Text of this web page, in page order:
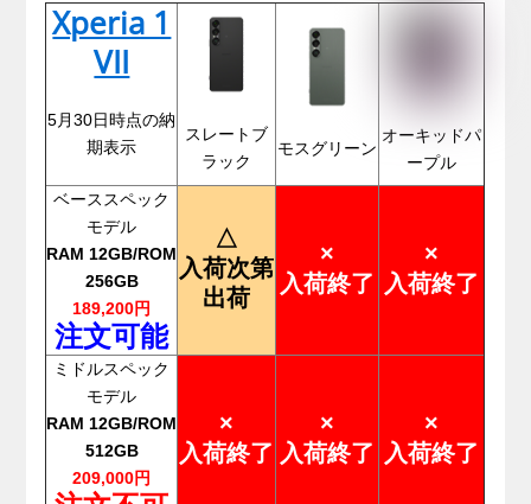
Xperia 1
VII
5月30日時点の納
期表示
スレートブ
ラック
モスグリーン
オーキッドパ
ープル
ベーススペック
モデル
RAM 12GB/ROM
256GB
189,200円
注文可能
△
入荷次第
出荷
×
入荷終了
×
入荷終了
ミドルスペック
モデル
RAM 12GB/ROM
512GB
209,000円
×
入荷終了
×
入荷終了
×
入荷終了